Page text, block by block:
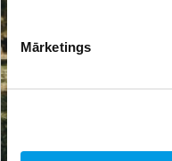
Mārketings